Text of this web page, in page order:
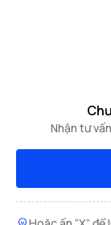
Nhận tư